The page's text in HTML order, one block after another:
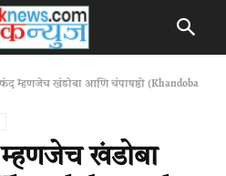
म्हणजेच खंडोबा आणि चंपाषष्ठी (Khandoba
खंडोबा